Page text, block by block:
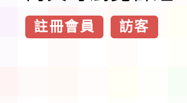
註冊會員 訪客